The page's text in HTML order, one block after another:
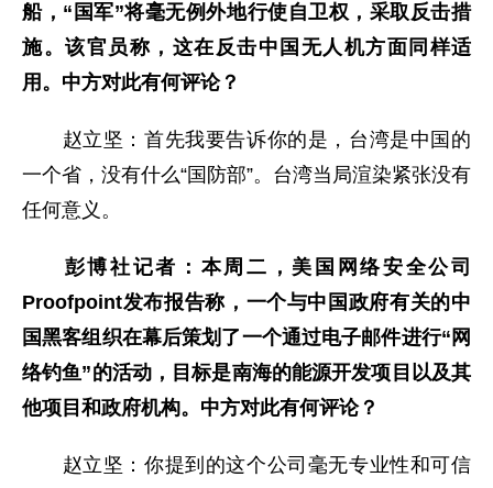
船，“国军”将毫无例外地行使自卫权，采取反击措
施。该官员称，这在反击中国无人机方面同样适
用。中方对此有何评论？
赵立坚：首先我要告诉你的是，台湾是中国的
一个省，没有什么“国防部”。台湾当局渲染紧张没有
任何意义。
彭博社记者：本周二，美国网络安全公司
Proofpoint发布报告称，一个与中国政府有关的中
国黑客组织在幕后策划了一个通过电子邮件进行“网
络钓鱼”的活动，目标是南海的能源开发项目以及其
他项目和政府机构。中方对此有何评论？
赵立坚：你提到的这个公司毫无专业性和可信